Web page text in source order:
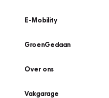
E-Mobility
GroenGedaan
Over ons
Vakgarage